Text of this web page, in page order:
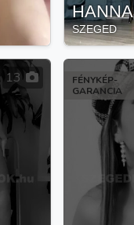
HANNA
SZEGED
13
FÉNYKÉP-
GARANCIA